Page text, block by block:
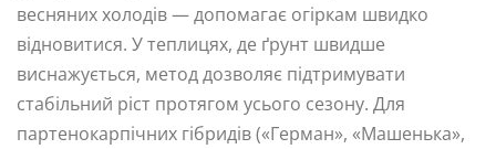
весняних холодів — допомагає огіркам швидко
відновитися. У теплицях, де ґрунт швидше
виснажується, метод дозволяє підтримувати
стабільний ріст протягом усього сезону. Для
партенокарпічних гібридів («Герман», «Машенька»,